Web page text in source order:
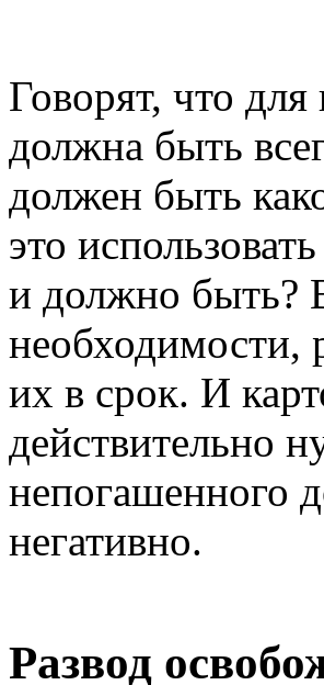
Говорят, что
должна быть
должен быть
это
и должно быть?
необходимости,
их в срок. И
действительно
непогашенного
негативно.
Развод